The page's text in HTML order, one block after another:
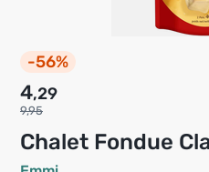
-56%
Chalet Fondue
4,29
9,95